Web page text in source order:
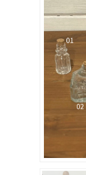
客製化相簿